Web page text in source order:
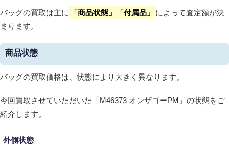
バッグの買取は主に 「商品状態」「付属品」
によって査定額が決
まります。
商品状態
バッグの買取価格は、状態により大きく異なります。
今回買取させていただいた「M46373 オンザゴーPM」の状態をご
紹介します。
外側状態